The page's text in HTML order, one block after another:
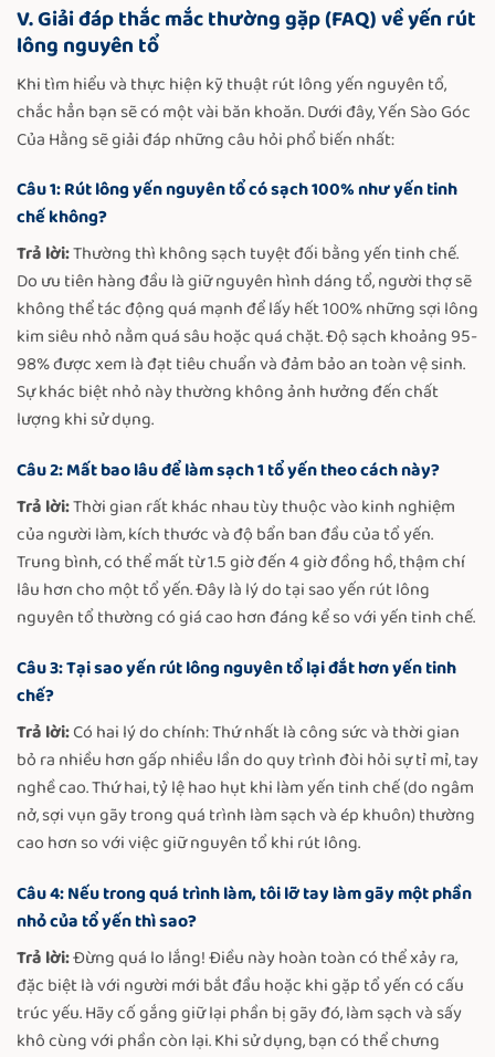
V. Giải đáp thắc mắc thường gặp (FAQ) về yến rút
lông nguyên tổ
Khi tìm hiểu và thực hiện kỹ thuật rút lông yến nguyên tổ,
chắc hẳn bạn sẽ có một vài băn khoăn. Dưới đây, Yến Sào Góc
Của Hằng sẽ giải đáp những câu hỏi phổ biến nhất:
Câu 1: Rút lông yến nguyên tổ có sạch 100% như yến tinh
chế không?
Trả lời:Thường thì không sạch tuyệt đối bằng yến tinh chế.
Do ưu tiên hàng đầu là giữ nguyên hình dáng tổ, người thợ sẽ
không thể tác động quá mạnh để lấy hết 100% những sợi lông
kim siêu nhỏ nằm quá sâu hoặc quá chặt. Độ sạch khoảng 95-
98% được xem là đạt tiêu chuẩn và đảm bảo an toàn vệ sinh.
Sự khác biệt nhỏ này thường không ảnh hưởng đến chất
lượng khi sử dụng.
Câu 2: Mất bao lâu để làm sạch 1 tổ yến theo cách này?
Trả lời:Thời gian rất khác nhau tùy thuộc vào kinh nghiệm
của người làm, kích thước và độ bẩn ban đầu của tổ yến.
Trung bình, có thể mất từ 1.5 giờ đến 4 giờ đồng hồ, thậm chí
lâu hơn cho một tổ yến. Đây là lý do tại sao yến rút lông
nguyên tổ thường có giá cao hơn đáng kể so với yến tinh chế.
Câu 3: Tại sao yến rút lông nguyên tổ lại đắt hơn yến tinh
chế?
Trả lời:Có hai lý do chính: Thứ nhất là công sức và thời gian
bỏ ra nhiều hơn gấp nhiều lần do quy trình đòi hỏi sự tỉ mỉ, tay
nghề cao. Thứ hai, tỷ lệ hao hụt khi làm yến tinh chế (do ngâm
nở, sợi vụn gãy trong quá trình làm sạch và ép khuôn) thường
cao hơn so với việc giữ nguyên tổ khi rút lông.
Câu 4: Nếu trong quá trình làm, tôi lỡ tay làm gãy một phần
nhỏ của tổ yến thì sao?
Trả lời:Đừng quá lo lắng! Điều này hoàn toàn có thể xảy ra,
đặc biệt là với người mới bắt đầu hoặc khi gặp tổ yến có cấu
trúc yếu. Hãy cố gắng giữ lại phần bị gãy đó, làm sạch và sấy
khô cùng với phần còn lại. Khi sử dụng, bạn có thể chưng